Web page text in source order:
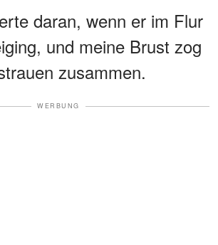
daran, wenn er im Flur
und meine Brust zog
zusammen.
WERBUNG